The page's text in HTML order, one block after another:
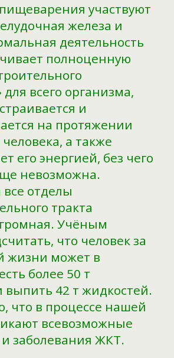
участвуют
железа и
деятельность
полноценную
всего организма,
и
на протяжении
а также
его энергией, без чего
невозможна.
все отделы
тракта
Учёным
что человек за
жизни может в
более 50 т
выпить 42 т жидкостей.
что в процессе нашей
всевозможные
заболевания ЖКТ.